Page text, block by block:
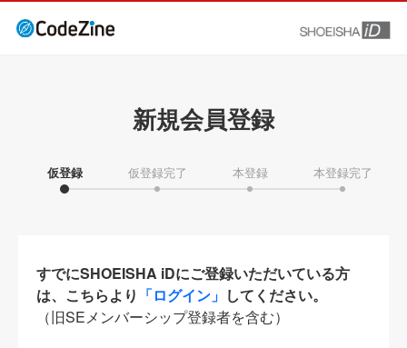
新規会員登録
仮登録 仮登録完了 本登録 本登録完了
すでにSHOEISHA iDにご登録いただいている方
は、こちらより 「ログイン」 してください。
（旧SEメンバーシップ登録者を含む）